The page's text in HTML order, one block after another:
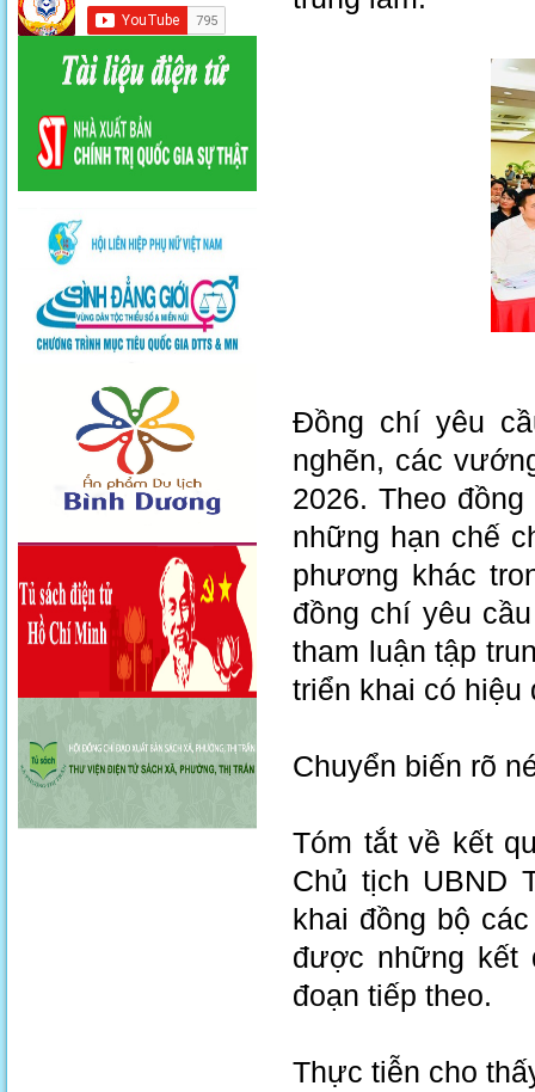
Đồng chí yêu
nghẽn, các
2026. Theo
những hạn chế
phương khác
đồng chí yêu
tham luận tập
triển khai có hiệu
Chuyển biến rõ
Tóm tắt về kết
Chủ tịch UBND
khai đồng bộ
được những kết
đoạn tiếp theo.
Thực tiễn cho